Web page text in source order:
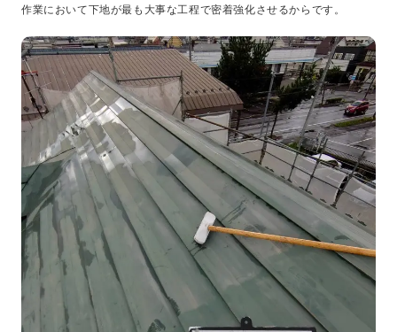
作業において下地が最も大事な工程で密着強化させるからです。